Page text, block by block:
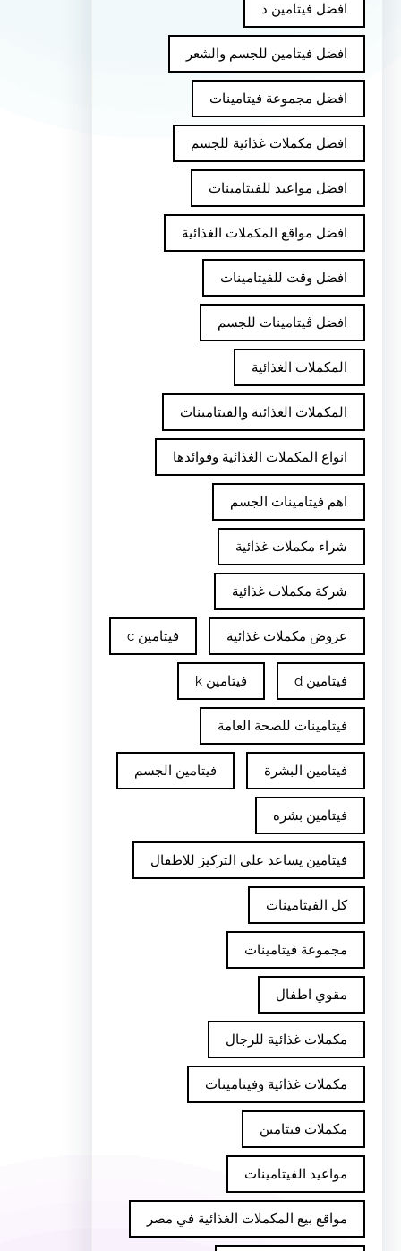
افضل فيتامين د
افضل فيتامين للجسم والشعر
افضل مجموعة فيتامينات
افضل مكملات غذائية للجسم
افضل مواعيد للفيتامينات
افضل مواقع المكملات الغذائية
افضل وقت للفيتامينات
افضل ڤيتامينات للجسم
المكملات الغذائية
المكملات الغذائية والفيتامينات
انواع المكملات الغذائية وفوائدها
اهم فيتامينات الجسم
شراء مكملات غذائية
شركة مكملات غذائية
عروض مكملات غذائية فيتامين c
فيتامين d فيتامين k
فيتامينات للصحة العامة
فيتامين البشرة فيتامين الجسم
فيتامين بشره
فيتامين يساعد على التركيز للاطفال
كل الفيتامينات
مجموعة فيتامينات
مقوي اطفال
مكملات غذائية للرجال
مكملات غذائية وفيتامينات
مكملات فيتامين
مواعيد الفيتامينات
مواقع بيع المكملات الغذائية في مصر